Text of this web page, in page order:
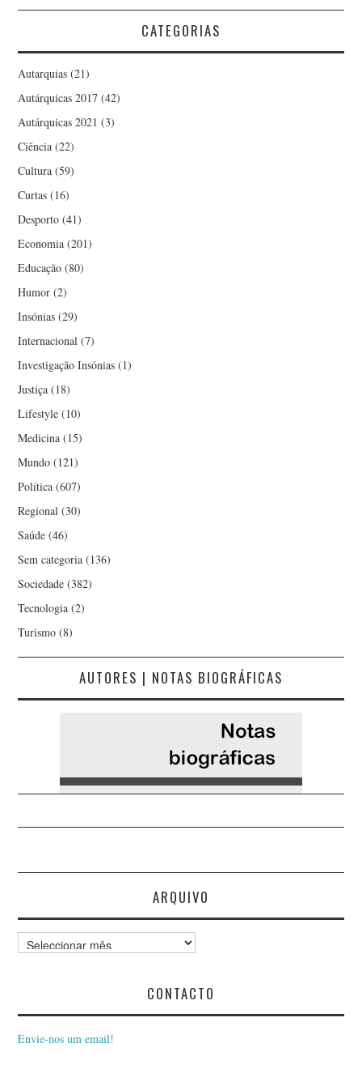
CATEGORIAS
Autarquias (21)
Autárquicas 2017 (42)
Autárquicas 2021 (3)
Ciência (22)
Cultura (59)
Curtas (16)
Desporto (41)
Economia (201)
Educação (80)
Humor (2)
Insónias (29)
Internacional (7)
Investigação Insónias (1)
Justiça (18)
Lifestyle (10)
Medicina (15)
Mundo (121)
Política (607)
Regional (30)
Saúde (46)
Sem categoria (136)
Sociedade (382)
Tecnologia (2)
Turismo (8)
AUTORES | NOTAS BIOGRÁFICAS
ARQUIVO
Arquivo
CONTACTO
Envie-nos um email!